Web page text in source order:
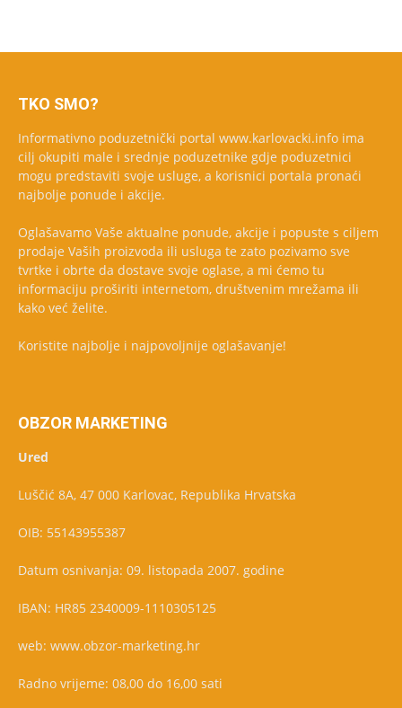
TKO SMO?
Informativno poduzetnički portal www.karlovacki.info ima
cilj okupiti male i srednje poduzetnike gdje poduzetnici
mogu predstaviti svoje usluge, a korisnici portala pronaći
najbolje ponude i akcije.
Oglašavamo Vaše aktualne ponude, akcije i popuste s ciljem
prodaje Vaših proizvoda ili usluga te zato pozivamo sve
tvrtke i obrte da dostave svoje oglase, a mi ćemo tu
informaciju proširiti internetom, društvenim mrežama ili
kako već želite.
Koristite najbolje i najpovoljnije oglašavanje!
OBZOR MARKETING
Ured
Luščić 8A, 47 000 Karlovac, Republika Hrvatska
OIB: 55143955387
Datum osnivanja: 09. listopada 2007. godine
IBAN: HR85 2340009-1110305125
web: www.obzor-marketing.hr
Radno vrijeme: 08,00 do 16,00 sati